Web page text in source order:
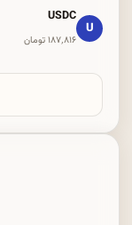
U
USDC
۱۸۷٬۸۱۶ تومان